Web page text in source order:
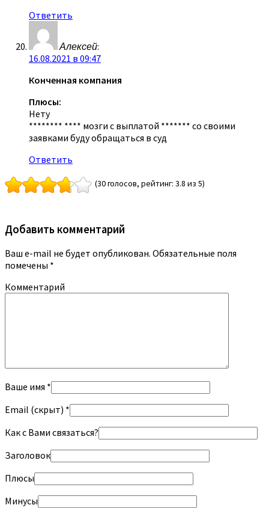
Ответить
Алексей:
16.08.2021 в 09:47
Конченная компания
Плюсы:
Нету
******** **** мозги с выплатой ******* со своими
заявками буду обращаться в суд
Ответить
(30 голосов, рейтинг: 3.8 из 5)
Добавить комментарий
Ваш e-mail не будет опубликован. Обязательные поля
помечены *
Комментарий
Ваше имя *
Email (скрыт) *
Как с Вами связаться?
Заголовок
Плюсы
Минусы